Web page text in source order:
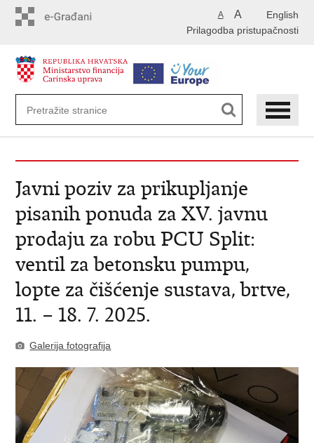
English
A A
Prilagodba pristupačnosti
Javni poziv za prikupljanje
pisanih ponuda za XV. javnu
prodaju za robu PCU Split:
ventil za betonsku pumpu,
lopte za čišćenje sustava, brtve,
11. – 18. 7. 2025.
Galerija fotografija